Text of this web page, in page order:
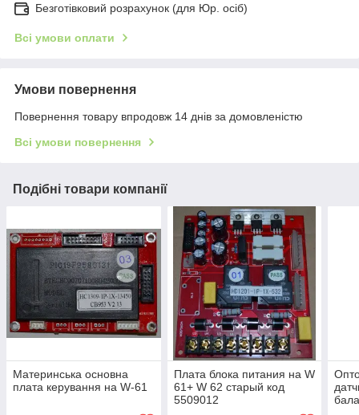
Безготівковий розрахунок (для Юр. осіб)
Всі умови оплати
Умови повернення
Повернення товару впродовж 14 днів за домовленістю
Всі умови повернення
Подібні товари компанії
Материнська основна
плата керування на W-61
Плата блока питания на W
61+ W 62 старый код
5509012